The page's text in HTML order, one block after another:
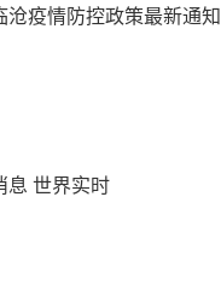
疫情防控政策最新通知
息 世界实时